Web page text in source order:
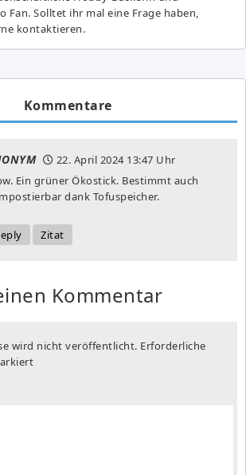
Fan. Solltet ihr mal eine Frage haben,
kontaktieren.
Kommentare
22. April 202413:47 Uhr
Ein grüner Ökostick. Bestimmt auch
dank Tofuspeicher.
Zitat
Kommentar
wird nicht veröffentlicht. Erforderliche